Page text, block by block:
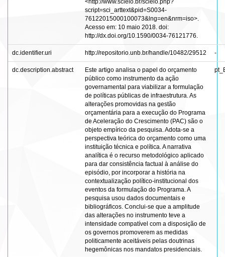
<http://www.scielo.br/scielo.php?
script=sci_arttext&pid=S0034-
76122015000100073&lng=en&nrm=iso>.
Acesso em: 10 maio 2018. doi:
http://dx.doi.org/10.1590/0034-76121776.
dc.identifier.uri http://repositorio.unb.br/handle/10482/29512 -
dc.description.abstract
Este artigo analisa o papel do orçamento
público como instrumento da ação
governamental para viabilizar a formulação
de políticas públicas de infraestrutura. As
alterações promovidas na gestão
orçamentária para a execução do Programa
de Aceleração do Crescimento (PAC) são o
objeto empírico da pesquisa. Adota-se a
perspectiva teórica do orçamento como uma
instituição técnica e política. A narrativa
analítica é o recurso metodológico aplicado
para dar consistência factual à análise do
episódio, por incorporar a história na
contextualização político-institucional dos
eventos da formulação do Programa. A
pesquisa usou dados documentais e
bibliográficos. Conclui-se que a amplitude
das alterações no instrumento teve a
intensidade compatível com a disposição de
os governos promoverem as medidas
politicamente aceitáveis pelas doutrinas
hegemônicas nos mandatos presidenciais.